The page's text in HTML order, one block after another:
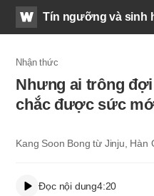
WATVTín ngưỡng và sinh
Nhận thức
Nhưng ai trông
chắc được sức
Kang Soon Bong từ Jinju, Hàn
Đọc nội dung4:20